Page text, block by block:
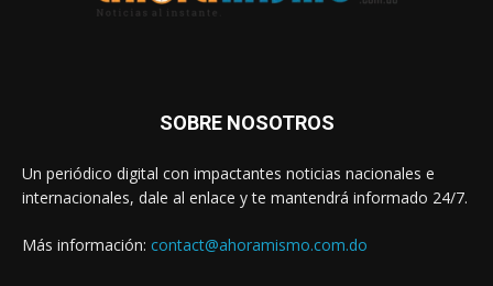
SOBRE NOSOTROS
Un periódico digital con impactantes noticias nacionales e
internacionales, dale al enlace y te mantendrá informado 24/7.
Más información: contact@ahoramismo.com.do